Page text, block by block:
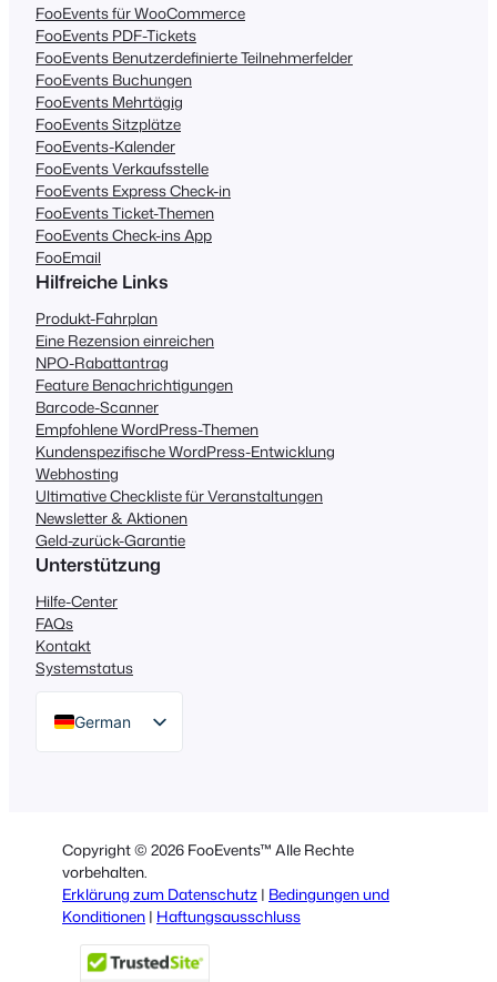
FooEvents für WooCommerce
FooEvents PDF-Tickets
FooEvents Benutzerdefinierte Teilnehmerfelder
FooEvents Buchungen
FooEvents Mehrtägig
FooEvents Sitzplätze
FooEvents-Kalender
FooEvents Verkaufsstelle
FooEvents Express Check-in
FooEvents Ticket-Themen
FooEvents Check-ins App
FooEmail
Hilfreiche Links
Produkt-Fahrplan
Eine Rezension einreichen
NPO-Rabattantrag
Feature Benachrichtigungen
Barcode-Scanner
Empfohlene WordPress-Themen
Kundenspezifische WordPress-Entwicklung
Webhosting
Ultimative Checkliste für Veranstaltungen
Newsletter & Aktionen
Geld-zurück-Garantie
Unterstützung
Hilfe-Center
FAQs
Kontakt
Systemstatus
German
Italian
Portuguese
French
Polish
Copyright © 2026 FooEvents™ Alle Rechte
vorbehalten.
Erklärung zum Datenschutz | Bedingungen und
Konditionen | Haftungsausschluss